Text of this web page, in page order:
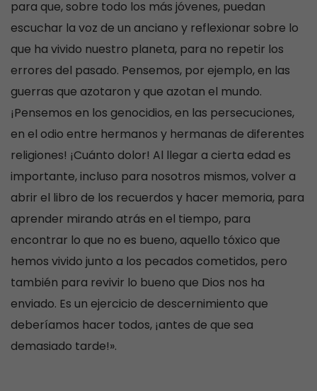
para que, sobre todo los más jóvenes, puedan
escuchar la voz de un anciano y reflexionar sobre lo
que ha vivido nuestro planeta, para no repetir los
errores del pasado. Pensemos, por ejemplo, en las
guerras que azotaron y que azotan el mundo.
¡Pensemos en los genocidios, en las persecuciones,
en el odio entre hermanos y hermanas de diferentes
religiones! ¡Cuánto dolor! Al llegar a cierta edad es
importante, incluso para nosotros mismos, volver a
abrir el libro de los recuerdos y hacer memoria, para
aprender mirando atrás en el tiempo, para
encontrar lo que no es bueno, aquello tóxico que
hemos vivido junto a los pecados cometidos, pero
también para revivir lo bueno que Dios nos ha
enviado. Es un ejercicio de descernimiento que
deberíamos hacer todos, ¡antes de que sea
demasiado tarde!».